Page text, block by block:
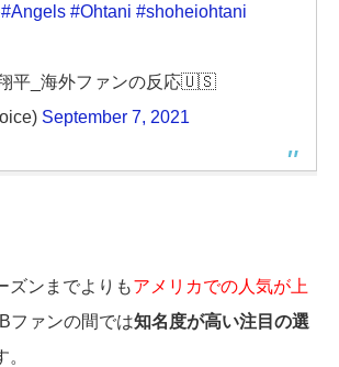
#Angels #Ohtani #shoheiohtani
_海外ファンの反応🇺🇸
September 7, 2021
ズンまでよりもアメリカでの人気が上
ファンの間では知名度が高い注目の選